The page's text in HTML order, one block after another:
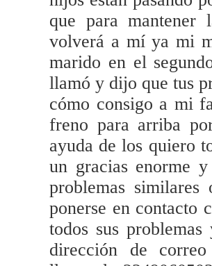
que para
volverá a mí ya mi
marido en el
llamó y dijo que tus
cómo consigo a mi
freno para arriba
ayuda de los quiero
un gracias enorme
problemas
ponerse en contacto
todos sus
dirección de